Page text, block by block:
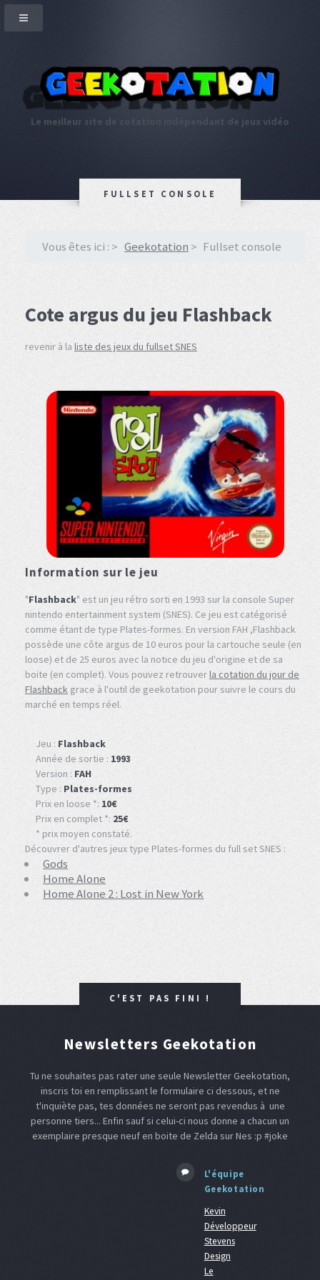
Le meilleur site de cotation indépendant de jeux vidéo
FULLSET CONSOLE
Vous êtes ici : Geekotation Fullset console
Cote argus du jeu Flashback
revenir à la liste des jeux du fullset SNES
Information sur le jeu
"Flashback" est un jeu rétro sorti en 1993 sur la console Super
nintendo entertainment system (SNES). Ce jeu est catégorisé
comme étant de type Plates-formes. En version FAH ,Flashback
possède une côte argus de 10 euros pour la cartouche seule (en
loose) et de 25 euros avec la notice du jeu d'origine et de sa
boite (en complet). Vous pouvez retrouverla cotation du jour de
Flashback grace à l'outil de geekotation pour suivre le cours du
marché en temps réel.
Jeu : Flashback
Année de sortie : 1993
Version : FAH
Type : Plates-formes
Prix en loose *: 10€
Prix en complet *: 25€
* prix moyen constaté.
Découvrer d'autres jeux type Plates-formes du full set SNES :
Gods
Home Alone
Home Alone 2 : Lost in New York
C'EST PAS FINI !
Newsletters Geekotation
Tu ne souhaites pas rater une seule Newsletter Geekotation,
inscris toi en remplissant le formulaire ci dessous, et ne
t'inquiète pas, tes données ne seront pas revendus à une
personne tiers... Enfin sauf si celui-ci nous donne a chacun un
exemplaire presque neuf en boite de Zelda sur Nes :p #joke
L'équipe
Geekotation
Kevin
Développeur
Stevens
Design
Le